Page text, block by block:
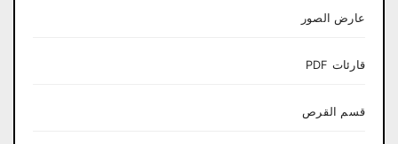
عارض الصور
قارئات PDF
قسم القرص